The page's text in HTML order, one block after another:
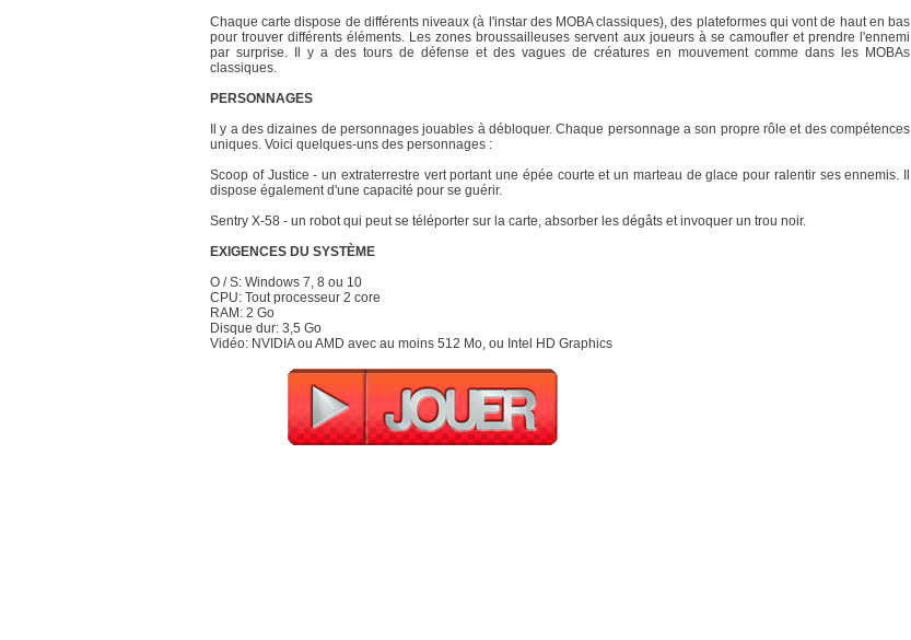
Chaque carte dispose de différents niveaux (à l'instar des MOBA classiques), des plateformes qui vont de haut en bas
pour trouver différents éléments. Les zones broussailleuses servent aux joueurs à se camoufler et prendre l'ennemi
par surprise. Il y a des tours de défense et des vagues de créatures en mouvement comme dans les MOBAs
classiques.
PERSONNAGES
Il y a des dizaines de personnages jouables à débloquer. Chaque personnage a son propre rôle et des compétences
uniques. Voici quelques-uns des personnages :
Scoop of Justice - un extraterrestre vert portant une épée courte et un marteau de glace pour ralentir ses ennemis. Il
dispose également d'une capacité pour se guérir.
Sentry X-58 - un robot qui peut se téléporter sur la carte, absorber les dégâts et invoquer un trou noir.
EXIGENCES DU SYSTÈME
O / S: Windows 7, 8 ou 10
CPU: Tout processeur 2 core
RAM: 2 Go
Disque dur: 3,5 Go
Vidéo: NVIDIA ou AMD avec au moins 512 Mo, ou Intel HD Graphics